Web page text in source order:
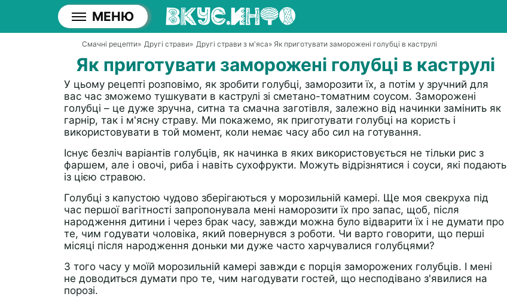
МЕНЮ
Смачні рецепти» Другі страви» Другі страви з м'яса» Як приготувати заморожені голубці в каструлі
Як приготувати заморожені голубці в каструлі
У цьому рецепті розповімо, як зробити голубці, заморозити їх, а потім у зручний для
вас час зможемо тушкувати в каструлі зі сметано-томатним соусом. Заморожені
голубці – це дуже зручна, ситна та смачна заготівля, залежно від начинки замінить як
гарнір, так і м'ясну страву. Ми покажемо, як приготувати голубці на користь і
використовувати в той момент, коли немає часу або сил на готування.
Існує безліч варіантів голубців, як начинка в яких використовується не тільки рис з
фаршем, але і овочі, риба і навіть сухофрукти. Можуть відрізнятися і соуси, які подають
із цією стравою.
Голубці з капустою чудово зберігаються у морозильній камері. Ще моя свекруха під
час першої вагітності запропонувала мені наморозити їх про запас, щоб, після
народження дитини і через брак часу, завжди можна було відварити їх і не думати про
те, чим годувати чоловіка, який повернувся з роботи. Чи варто говорити, що перші
місяці після народження доньки ми дуже часто харчувалися голубцями?
З того часу у моїй морозильній камері завжди є порція заморожених голубців. І мені
не доводиться думати про те, чим нагодувати гостей, що несподівано з'явилися на
порозі.